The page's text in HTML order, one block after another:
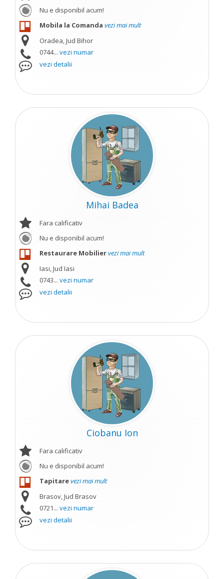
Nu e disponibil acum!
Mobila la Comanda vezi mai mult
Oradea, Jud Bihor
0744... vezi numar
vezi detalii
Mihai Badea
Fara calificativ
Nu e disponibil acum!
Restaurare Mobiliervezi mai mult
Iasi, Jud Iasi
0743... vezi numar
vezi detalii
Ciobanu Ion
Fara calificativ
Nu e disponibil acum!
Tapitarevezi mai mult
Brasov, Jud Brasov
0721... vezi numar
vezi detalii